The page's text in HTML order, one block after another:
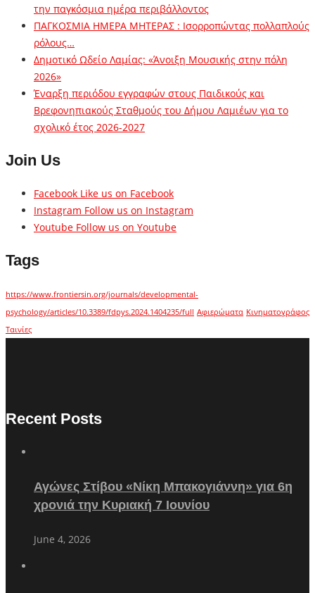
την παγκόσμια ημέρα περιβάλλοντος
ΠΑΓΚΟΣΜΙΑ ΗΜΕΡΑ ΜΗΤΕΡΑΣ : Ισορροπώντας πολλαπλούς
ρόλους…
Δημοτικό Ωδείο Λαμίας: «Άνοιξη Μουσικής στην πόλη
2026»
Έναρξη περιόδου εγγραφών στους Παιδικούς και
Βρεφονηπιακούς Σταθμούς του Δήμου Λαμιέων για το
σχολικό έτος 2026-2027
Join Us
Facebook Like us on Facebook
Instagram Follow us on Instagram
Youtube Follow us on Youtube
Tags
https://www.frontiersin.org/journals/developmental-
psychology/articles/10.3389/fdpys.2024.1404235/full Αφιερώματα Κινηματογράφος
Ταινίες
Recent Posts
Αγώνες Στίβου «Νίκη Μπακογιάννη» για 6η
χρονιά την Κυριακή 7 Ιουνίου
June 4, 2026